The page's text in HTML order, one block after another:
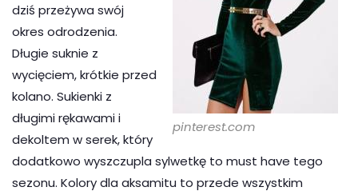
pinterest.com
dziś przeżywa swój
okres odrodzenia.
Długie suknie z
wycięciem, krótkie przed
kolano. Sukienki z
długimi rękawami i
dekoltem w serek, który
dodatkowo wyszczupla sylwetkę to must have tego
sezonu. Kolory dla aksamitu to przede wszystkim